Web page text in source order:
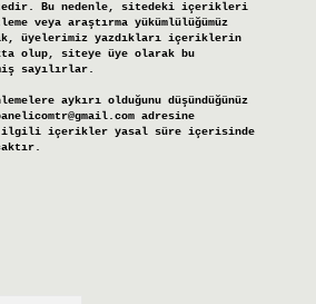
Bu nedenle, sitedeki içerikleri
veya araştırma yükümlülüğümüz
üyelerimiz yazdıkları içeriklerin
olup, siteye üye olarak bu
sayılırlar.
aykırı olduğunu düşündüğünüz
adresine
ilgili içerikler yasal süre içerisinde